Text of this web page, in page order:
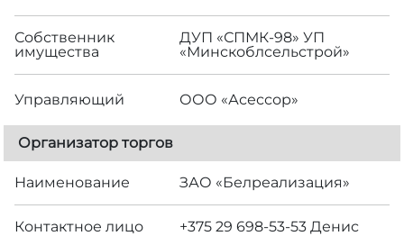
Собственник
имущества
ДУП «СПМК-98» УП
«Минскоблсельстрой»
Управляющий ООО «Асессор»
Организатор торгов
Наименование ЗАО «Белреализация»
Контактное лицо +375 29 698-53-53 Денис